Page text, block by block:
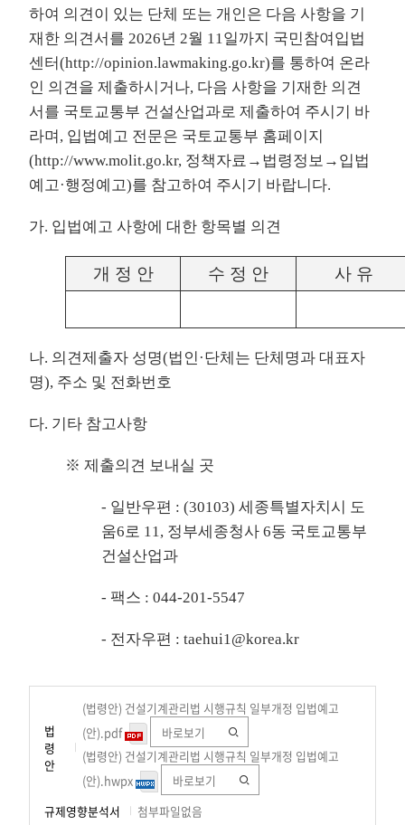
하여 의견이 있는 단체 또는 개인은 다음 사항을 기
재한 의견서를 2026년 2월 11일까지 국민참여입법
센터(http://opinion.lawmaking.go.kr)를 통하여 온라
인 의견을 제출하시거나, 다음 사항을 기재한 의견
서를 국토교통부 건설산업과로 제출하여 주시기 바
라며, 입법예고 전문은 국토교통부 홈페이지
(http://www.molit.go.kr, 정책자료→법령정보→입법
예고·행정예고)를 참고하여 주시기 바랍니다.
가. 입법예고 사항에 대한 항목별 의견
개 정 안 수 정 안 사 유
나. 의견제출자 성명(법인·단체는 단체명과 대표자
명), 주소 및 전화번호
다. 기타 참고사항
※ 제출의견 보내실 곳
- 일반우편 : (30103) 세종특별자치시 도
움6로 11, 정부세종청사 6동 국토교통부
건설산업과
- 팩스 : 044-201-5547
- 전자우편 : taehui1@korea.kr
법
령
안
(법령안) 건설기계관리법 시행규칙 일부개정 입법예고
(안).pdf
바로보기
(법령안) 건설기계관리법 시행규칙 일부개정 입법예고
(안).hwpx
바로보기
규제영향분석서
첨부파일없음